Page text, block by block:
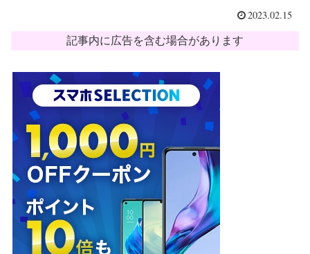
2023.02.15
記事内に広告を含む場合があります